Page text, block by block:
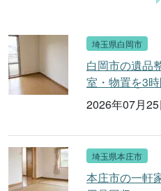
埼玉県白岡市
白岡市の遺品
室・物置を3
2026年07月25
埼玉県本庄市
本庄市の一軒